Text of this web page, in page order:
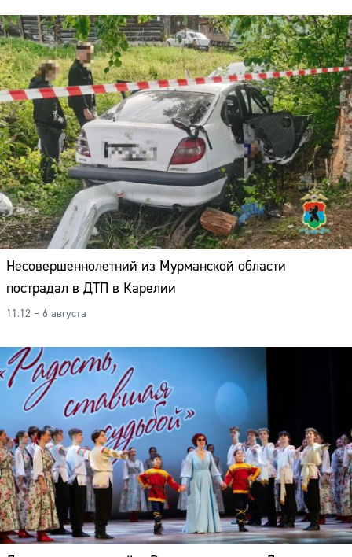
Несовершеннолетний из Мурманской области
пострадал в ДТП в Карелии
11:12 – 6 августа